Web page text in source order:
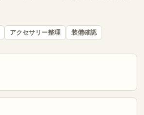
アクセサリー整理 装備確認